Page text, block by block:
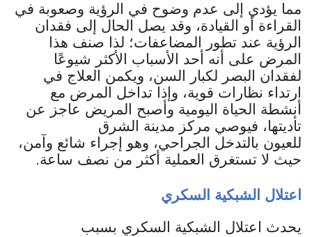
مما يؤدي إلى عدم وضوح في الرؤية وصعوبة في
القراءة أو القيادة، وقد يصل الحال إلى فقدان
الرؤية عند تطور المضاعفات؛ لذا صنف هذا
المرض على أنه أحد الأسباب الأكثر شيوعًا
لفقدان البصر لكبار السن، ويكمن العلاج في
ارتداء نظارات قوية، وإذا تداخل المرض مع
أنشطة الحياة اليومية وأصبح المريض عاجز عن
تأديتها، فيوصي مركز مدينة الشرق
للعيون بالتدخل الجراحي، وهو إجراء شائع وآمن،
حيث لا تستغرق العملية أكثر من نصف ساعة.
اعتلال الشبكية السكري
يحدث اعتلال الشبكية السكري بسبب